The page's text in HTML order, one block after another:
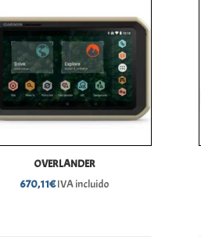
OVERLANDER
670,11€IVA incluido